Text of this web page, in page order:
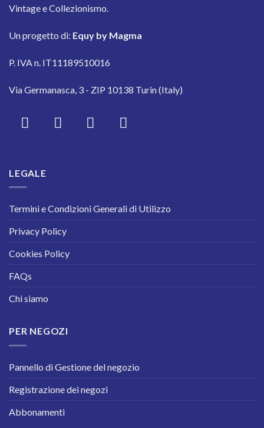
Vintage e Collezionismo.
Un progetto di: Equy by Magma
P. IVA n. IT11189510016
Via Germanasca, 3 - ZIP 10138 Turin (Italy)
LEGALE
Termini e Condizioni Generali di Utilizzo
Privacy Policy
Cookies Policy
FAQs
Chi siamo
PER NEGOZI
Pannello di Gestione del negozio
Registrazione dei negozi
Abbonamenti